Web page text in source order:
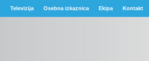
Televizija Osebna izkaznica Ekipa Kontakt